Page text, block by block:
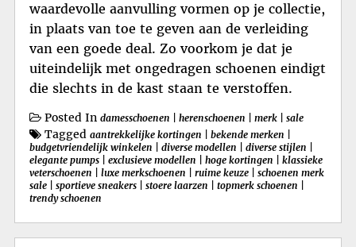
waardevolle aanvulling vormen op je collectie,
in plaats van toe te geven aan de verleiding
van een goede deal. Zo voorkom je dat je
uiteindelijk met ongedragen schoenen eindigt
die slechts in de kast staan te verstoffen.
Posted In damesschoenen herenschoenen merk sale
Tagged aantrekkelijke kortingen bekende merken
budgetvriendelijk winkelen
diverse modellen diverse stijlen
elegante pumps
exclusieve modellen hoge kortingen
klassieke
veterschoenen
luxe merkschoenen ruime keuze
schoenen merk
sale
sportieve sneakers stoere laarzen topmerk schoenen
trendy schoenen